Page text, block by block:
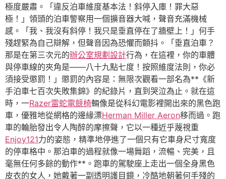
極度嚴肅。「違反泊車維度基本法！斜停入庫！罪大惡
極！」領頭的泊車警察用一個擴音器大喊，聲音充滿機械
感。「我、我沒有斜停！我只是垂直停在了牆壁上！」何手
殘趕緊為自己辯解，但聲音因為恐懼而顫抖。「垂直泊車？
那是在第三次元的辦公室規劃設計行為，在這裡，你的車體
與停車線的夾角是——八十九點七度！按照維度法則，你必
須接受懲罰！」懲罰的內容是：無限次觀看一部名為**《新
手泊車七百次失敗集錦》的紀錄片，直到哭泣為止。就在這
時，一Razer雷蛇電競椅輛像是從科幻電影裡開出來的黑色跑
車，優雅地從網格的邊緣漂Herman Miller Aeron移而過。跑
車的輪胎發出令人陶醉的摩擦聲，它以一種近乎蔑視重
Enjoy121力的姿態，精準地停進了一個只有它車身尺寸寬度
的停車格中。那泊車的過程就像一場舞蹈，流暢、完美，且
毫無任何多餘的動作**。跑車的駕駛座上走出一個全身黑色
皮衣的女人，她戴著一副透明護目鏡，冷酷地朝著何手殘的